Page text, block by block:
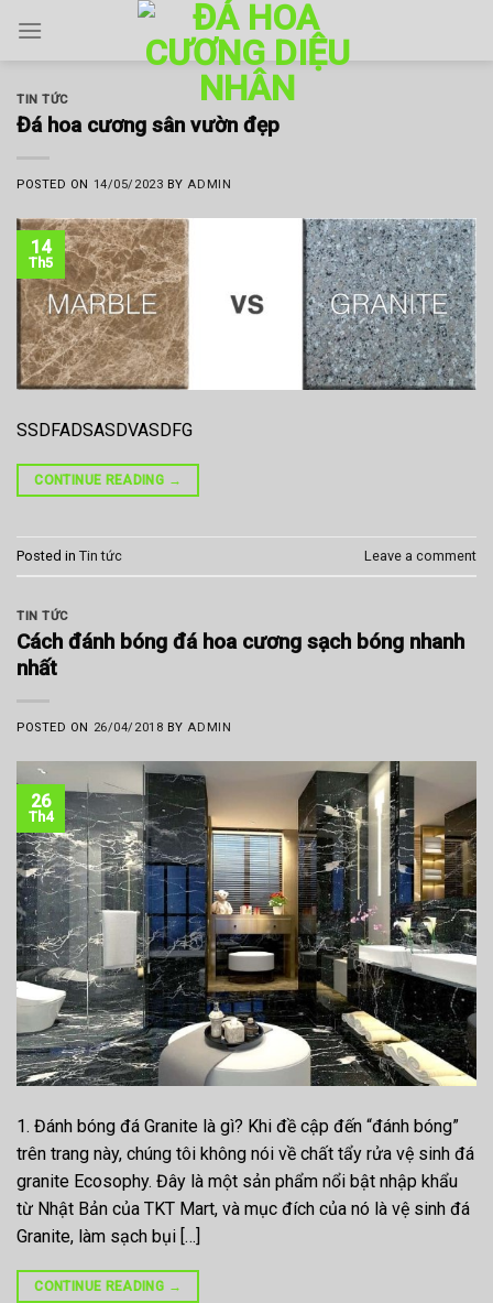
content
TIN TỨC
Đá hoa cương sân vườn đẹp
POSTED ON 14/05/2023 BY ADMIN
14
Th5
SSDFADSASDVASDFG
CONTINUE READING →
Posted in Tin tức Leave a comment
TIN TỨC
Cách đánh bóng đá hoa cương sạch bóng nhanh
nhất
POSTED ON 26/04/2018 BYADMIN
26
Th4
1. Đánh bóng đá Granite là gì? Khi đề cập đến “đánh bóng”
trên trang này, chúng tôi không nói về chất tẩy rửa vệ sinh đá
granite Ecosophy. Đây là một sản phẩm nổi bật nhập khẩu
từ Nhật Bản của TKT Mart, và mục đích của nó là vệ sinh đá
Granite, làm sạch bụi […]
CONTINUE READING →